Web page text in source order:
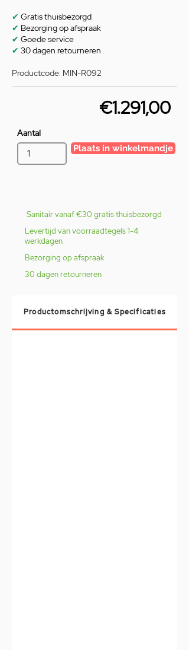
✔ Gratis thuisbezorgd
✔ Bezorging op afspraak
✔ Goede service
✔ 30 dagen retourneren
Productcode: MIN-R092
€1.291,00
Aantal
Plaats in winkelmandje
Sanitair vanaf €30 gratis thuisbezorgd
Levertijd van voorraadtegels 1-4
werkdagen
Bezorging op afspraak
30 dagen retourneren
Productomschrijving & Specificaties